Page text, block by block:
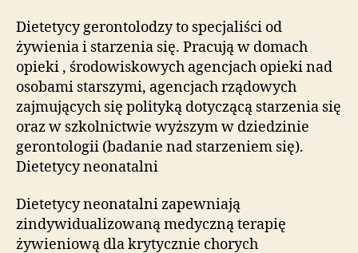
Dietetycy gerontolodzy to specjaliści od
żywienia i starzenia się. Pracują w domach
opieki , środowiskowych agencjach opieki nad
osobami starszymi, agencjach rządowych
zajmujących się polityką dotyczącą starzenia się
oraz w szkolnictwie wyższym w dziedzinie
gerontologii (badanie nad starzeniem się).
Dietetycy neonatalni
Dietetycy neonatalni zapewniają
zindywidualizowaną medyczną terapię
żywieniową dla krytycznie chorych